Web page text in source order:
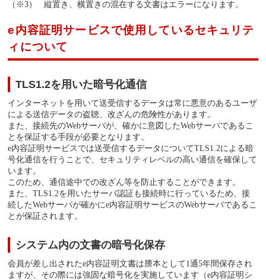
縦置き、横置きの混在する文書はエラーになります。
e内容証明サービスで使用しているセキュリテ
ィについて
TLS1.2を用いた暗号化通信
インターネットを用いて送受信するデータは常に悪意のあるユーザ
による送信データの盗聴、改ざんの危険性があります。
また、接続先のWebサーバが、確かに意図したWebサーバであるこ
とを保証する手段が必要となります。
e内容証明サービスでは送受信するデータについてTLS1.2による暗
号化通信を行うことで、セキュリティレベルの高い通信を確保して
います。
このため、通信途中での改ざん等を防止することができます。
また、TLS1.2を用いたサーバ認証も接続時に行っているため、接
続したWebサーバが確かにe内容証明サービスのWebサーバであるこ
とが保証されます。
システム内の文書の暗号化保存
会員が差し出されたe内容証明文書は謄本として1通5年間保存され
ますが、その際には強固な暗号化を実施しています（e内容証明シ